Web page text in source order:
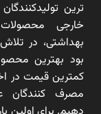
ترین
خارجی
بهداشتی، در
بود بهترین
کمترین قیمت در
مصرف کنندگان